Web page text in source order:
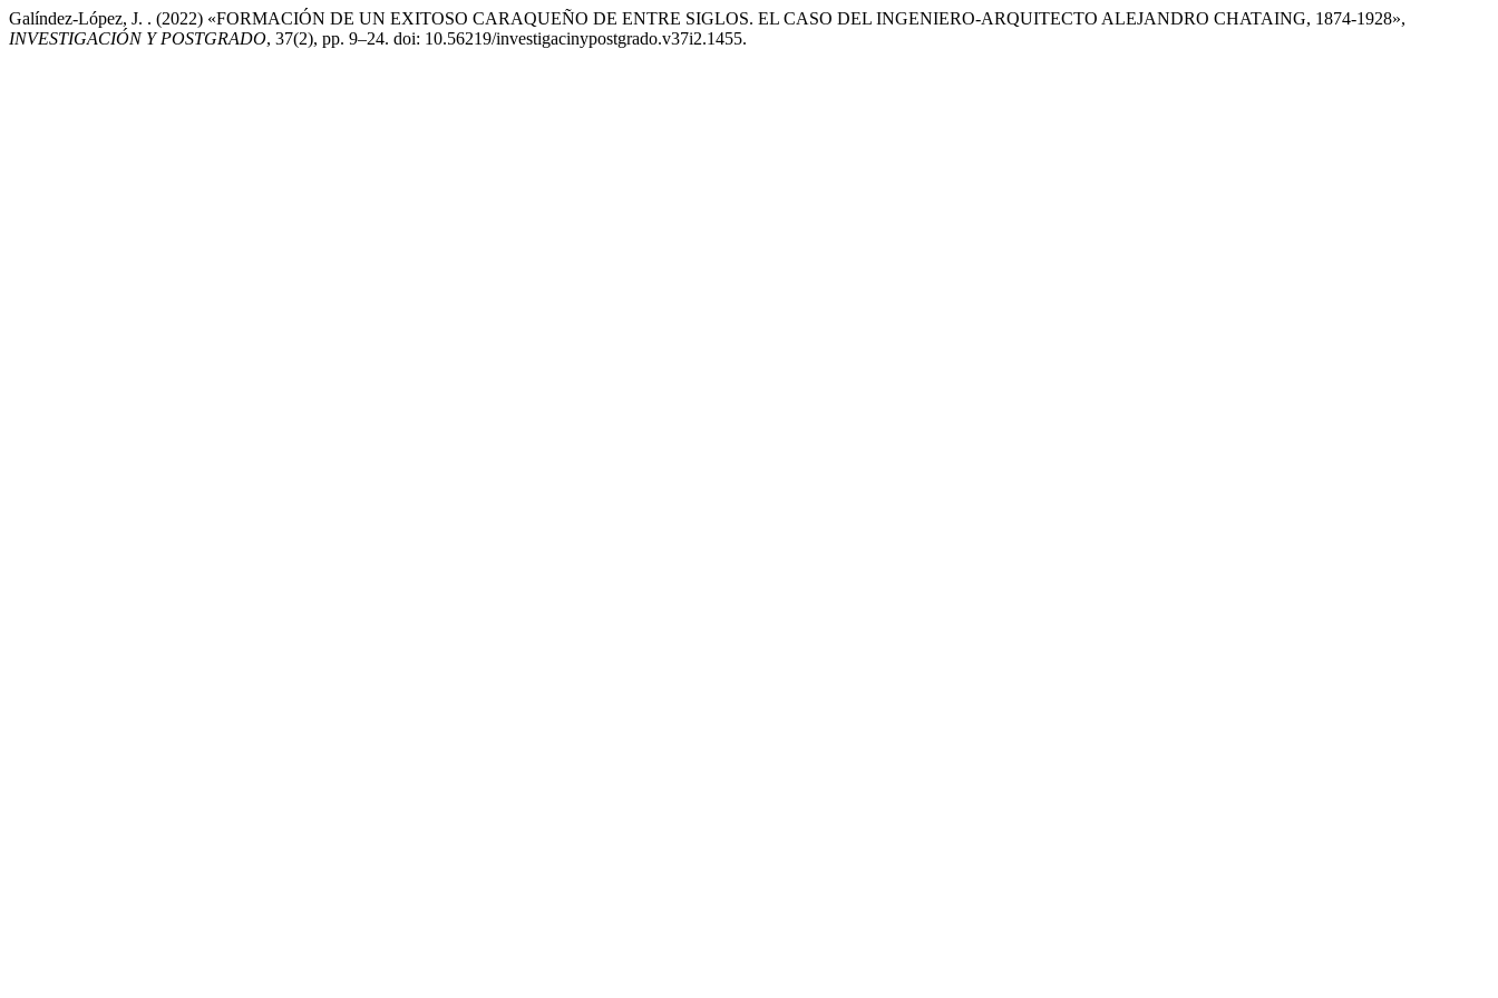
Galíndez-López, J. . (2022) «FORMACIÓN DE UN EXITOSO CARAQUEÑO DE ENTRE SIGLOS. EL CASO DEL INGENIERO-ARQUITECTO ALEJANDRO CHATAING, 1874-1928»,
INVESTIGACIÓN Y POSTGRADO, 37(2), pp. 9–24. doi: 10.56219/investigacinypostgrado.v37i2.1455.